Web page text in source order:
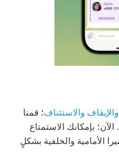
والإيقاف والاستئناف؛ قمنا
بتحسين رسائل الفيديو على نظام iOS. الآن؛ بإمكانك الاستمتاع
الأمامية والخلفية بشكلٍ